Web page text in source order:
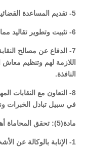
5- تقديم المساعدة القضائية لغير القادرين.
6- تثبيت وتطوير تقاليد ممارسة المهنة.
7- الدفاع عن مصالح
اللازمة لهم وتنظيم معاش
النافذة.
8- التعاون مع النقابات
في سبيل تبادل الخبرات
مادة(5): تحقق المحاماة أهدافها وتؤدي رسالتها عن طريق:-
1- الإنابة بالوكالة عن